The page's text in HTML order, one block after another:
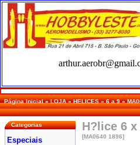
Página Inicial»LOJA»HELICES»6 a 9»
Categorias
Especiais
H?lice 6 x
[MA0640 1896]